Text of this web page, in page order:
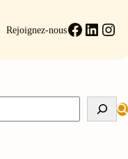
Rejoignez-nous